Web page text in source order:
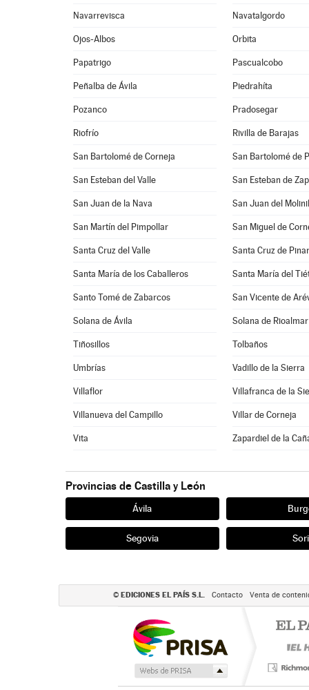
Navarrevisca Navatalgordo
Ojos-Albos Orbita
Papatrigo Pascualcobo
Peñalba de Ávila Piedrahíta
Pozanco Pradosegar
Riofrío Rivilla de Barajas
San Bartolomé de Corneja San Bartolomé de
San Esteban del Valle San Esteban de
San Juan de la Nava San Juan del
San Martín del Pimpollar San Miguel de
Santa Cruz del Valle Santa Cruz de
Santa María de los Caballeros Santa María del
Santo Tomé de Zabarcos San Vicente de
Solana de Ávila Solana de Rioalmar
Tiñosillos Tolbaños
Umbrías Vadillo de la Sierra
Villaflor Villafranca de la
Villanueva del Campillo Villar de Corneja
Vita Zapardiel de la
Provincias de Castilla y León
Ávila
Segovia
© EDICIONES EL PAÍS S.L. Contacto Venta de